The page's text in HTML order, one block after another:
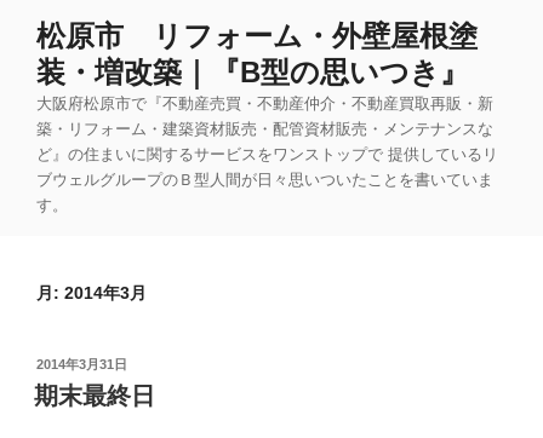
松原市 リフォーム・外壁屋根塗
装・増改築｜『B型の思いつき』
大阪府松原市で『不動産売買・不動産仲介・不動産買取再販・新
築・リフォーム・建築資材販売・配管資材販売・メンテナンスな
ど』の住まいに関するサービスをワンストップで 提供しているリ
ブウェルグループのＢ型人間が日々思いついたことを書いていま
す。
月: 2014年3月
投
稿
日:
2014年3月31日
期末最終日